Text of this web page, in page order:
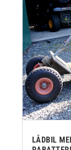
LÅDBIL